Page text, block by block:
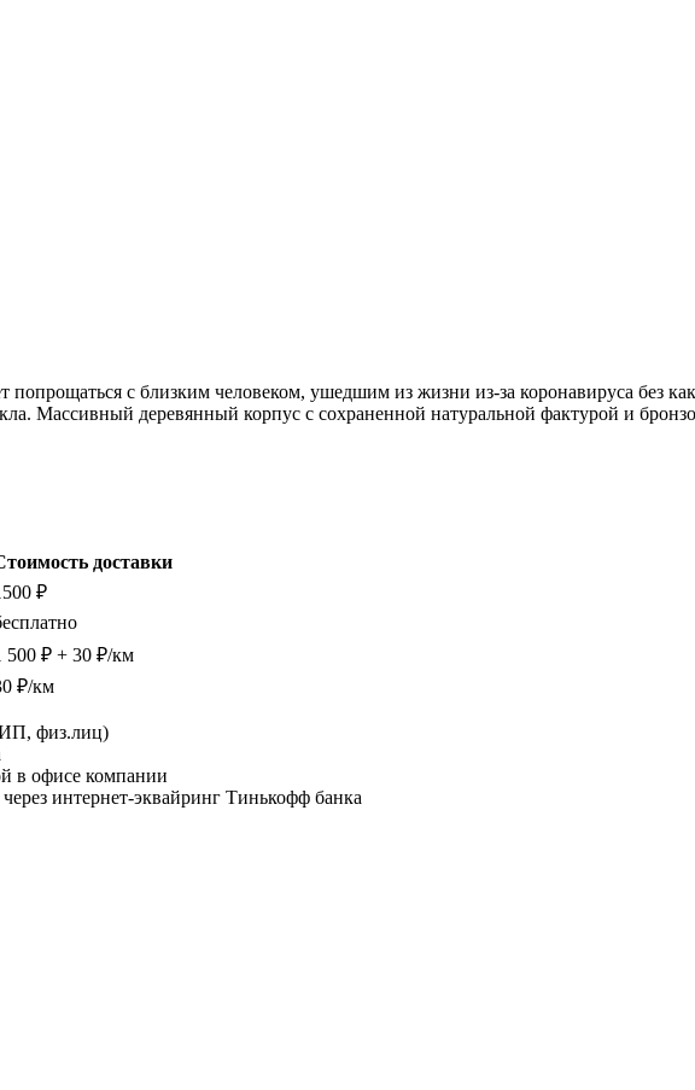
попрощаться с близким человеком, ушедшим из жизни из-за коронавируса без
Массивный деревянный корпус с сохраненной натуральной фактурой и
доставки
₽
500 ₽ + 30 ₽/км
₽/км
ИП, физ.лиц)
в офисе компании
интернет-эквайринг Тинькофф банка